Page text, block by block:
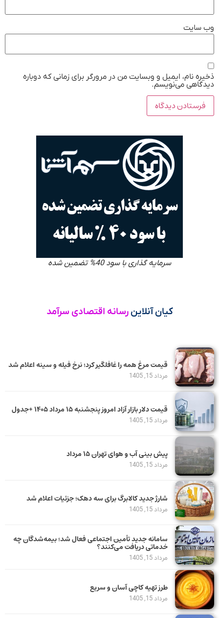
وب‌ سایت
ذخیره نام، ایمیل و وبسایت من در مرورگر برای زمانی که دوباره
دیدگاهی می‌نویسم.
سرمایه گذاری با سود 40% تضمین شده
کیان آنلاین رسانه اقتصادی سرآمد
قیمت مرغ همه را غافلگیر کرد؛ نرخ فیله و سینه اعلام شد
مرداد 15, 1405
قیمت دلار بازار آزاد امروز پنجشنبه ۱۵ مرداد ۱۴۰۵ +جدول
مرداد 15, 1405
پیش بینی آب و هوای تهران ۱۵ مرداد
مرداد 15, 1405
شارژ جدید کالابرگ برای سه دهک؛ جزئیات اعلام شد
مرداد 15, 1405
سامانه جدید تأمین اجتماعی فعال شد؛ بیمه‌شدگان چه
خدماتی دریافت می‌کنند؟
مرداد 15, 1405
طرز تهیه کاچی آسان و سریع
مرداد 15, 1405